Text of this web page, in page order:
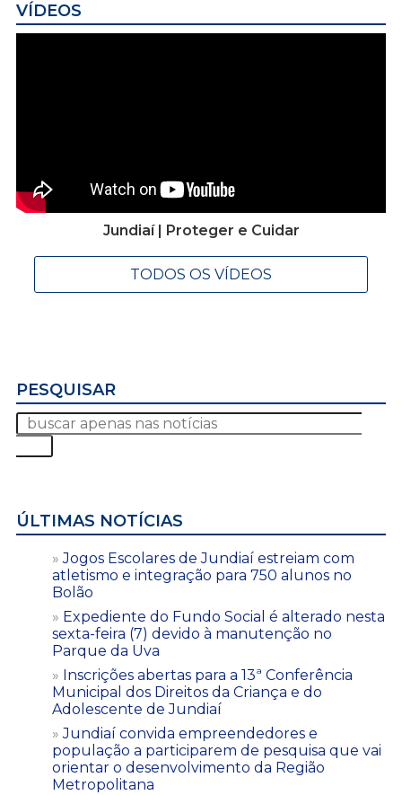
VÍDEOS
Jundiaí | Proteger e Cuidar
TODOS OS VÍDEOS
PESQUISAR
ÚLTIMAS NOTÍCIAS
Jogos Escolares de Jundiaí estreiam com
atletismo e integração para 750 alunos no
Bolão
Expediente do Fundo Social é alterado nesta
sexta-feira (7) devido à manutenção no
Parque da Uva
Inscrições abertas para a 13ª Conferência
Municipal dos Direitos da Criança e do
Adolescente de Jundiaí
Jundiaí convida empreendedores e
população a participarem de pesquisa que vai
orientar o desenvolvimento da Região
Metropolitana